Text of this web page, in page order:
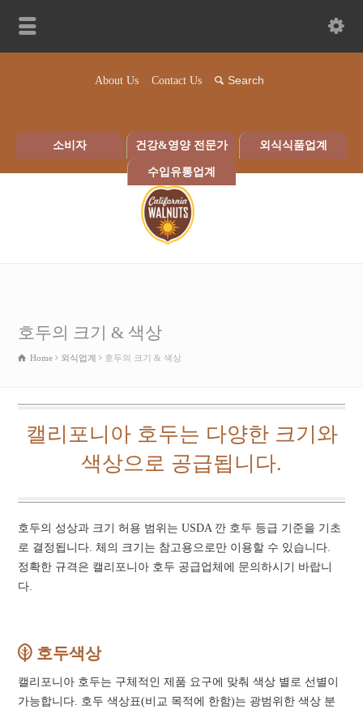
About Us Contact Us
소비자 건강&영양 전문가 외식식품업계
수입유통업계
호두의 크기 & 색상
Home 외식업계 호두의 크기 & 색상
캘리포니아 호두는 다양한 크기와
색상으로 공급됩니다.
호두의 성상과 크기 허용 범위는 USDA 깐 호두 등급 기준을 기초
로 결정됩니다. 체의 크기는 참고용으로만 이용할 수 있습니다.
정확한 규격은 캘리포니아 호두 공급업체에 문의하시기 바랍니
다.
호두색상
캘리포니아 호두는 구체적인 제품 요구에 맞춰 색상 별로 선별이
가능합니다. 호두 색상표(비교 목적에 한함)는 광범위한 색상 분